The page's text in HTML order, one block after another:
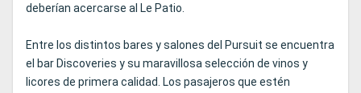
deberían acercarse al Le Patio.
Entre los distintos bares y salones del Pursuit se encuentra
el bar Discoveries y su maravillosa selección de vinos y
licores de primera calidad. Los pasajeros que estén